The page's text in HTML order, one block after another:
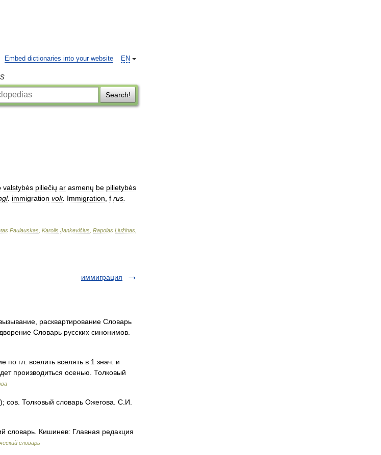
EN
Embed dictionaries into your website
Search!
valstybės piliečių ar asmenų be pilietybės
. immigration vok. Immigration f rus
Paulauskas Karolis Jankevičius Rapolas Liužinas
иммиграция
расквартирование Словарь
Словарь русских синонимов.
гл. вселить вселять в 1 знач. и
производиться осенью. Толковый
Толковый словарь Ожегова. С.И.
словарь. Кишинев: Главная редакция
словарь